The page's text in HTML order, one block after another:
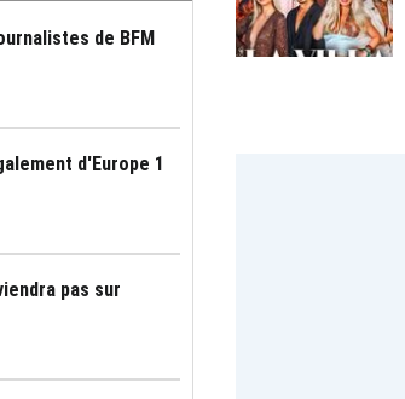
de BFM
d'Europe 1
pas sur